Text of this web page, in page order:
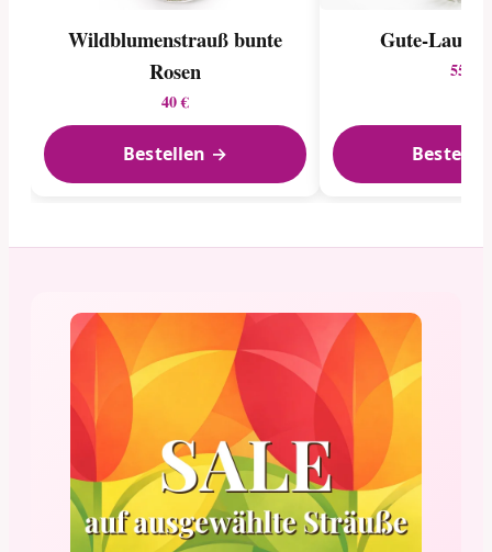
Wildblumen­strauß bunte
Rosen
40 €
Bestellen →
Gute-
55 €